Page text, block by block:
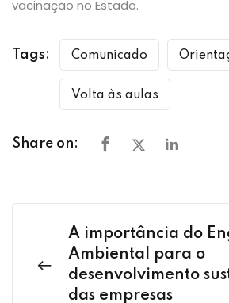
vacinação no Estado.
Tags: Comunicado
Volta às aulas
Share on:
A importância do
Ambiental para o
desenvolvimento
das empresas